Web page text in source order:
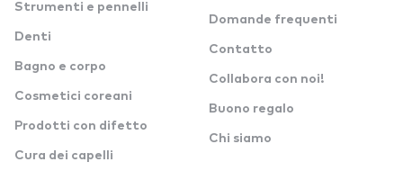
Strumenti e pennelli
Denti
Bagno e corpo
Cosmetici coreani
Prodotti con difetto
Cura dei capelli
Domande frequenti
Contatto
Collabora con noi!
Buono regalo
Chi siamo